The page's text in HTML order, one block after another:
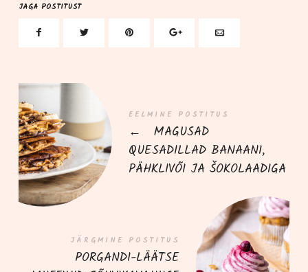
JAGA POSTITUST
EELMINE POSTITUS
←
MAGUSAD
QUESADILLAD BANAANI,
PÄHKLIVÕI JA ŠOKOLAADIGA
JÄRGMINE POSTITUS
PORGANDI-LÄÄTSE